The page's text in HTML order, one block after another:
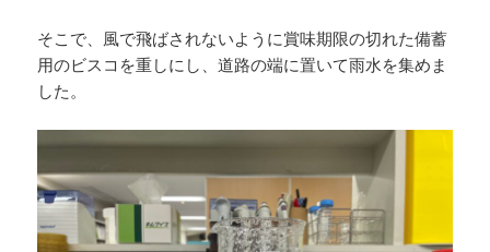
そこで、風で飛ばされないように賞味期限の切れた備蓄
用のビスコを重しにし、道路の端に置いて雨水を集めま
した。